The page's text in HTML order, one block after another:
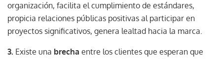
organización, facilita el cumplimiento de estándares,
propicia relaciones públicas positivas al participar en
proyectos significativos, genera lealtad hacia la marca.
3. Existe una brecha entre los clientes que esperan que